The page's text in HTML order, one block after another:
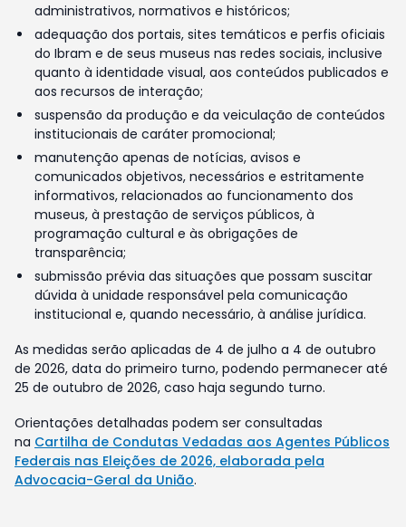
administrativos, normativos e históricos;
adequação dos portais, sites temáticos e perfis oficiais
do Ibram e de seus museus nas redes sociais, inclusive
quanto à identidade visual, aos conteúdos publicados e
aos recursos de interação;
suspensão da produção e da veiculação de conteúdos
institucionais de caráter promocional;
manutenção apenas de notícias, avisos e
comunicados objetivos, necessários e estritamente
informativos, relacionados ao funcionamento dos
museus, à prestação de serviços públicos, à
programação cultural e às obrigações de
transparência;
submissão prévia das situações que possam suscitar
dúvida à unidade responsável pela comunicação
institucional e, quando necessário, à análise jurídica.
As medidas serão aplicadas de 4 de julho a 4 de outubro
de 2026, data do primeiro turno, podendo permanecer até
25 de outubro de 2026, caso haja segundo turno.
Orientações detalhadas podem ser consultadas
na Cartilha de Condutas Vedadas aos Agentes Públicos
Federais nas Eleições de 2026, elaborada pela
Advocacia-Geral da União.